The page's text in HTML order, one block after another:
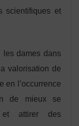
scientifiques et
les dames dans
valorisation de
en l’occurrence
de mieux se
et attirer des